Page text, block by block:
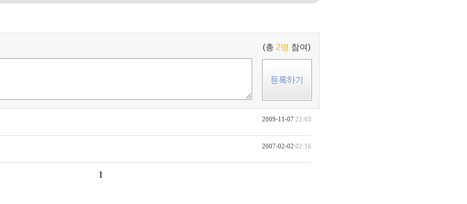
(총 2명 참여)
2009-11-07 22:03
2007-02-02 02:16
1